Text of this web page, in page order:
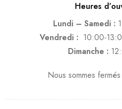
Heures
Lundi – Samedi :
Vendredi : 10:00-
Dimanche :
Nous sommes